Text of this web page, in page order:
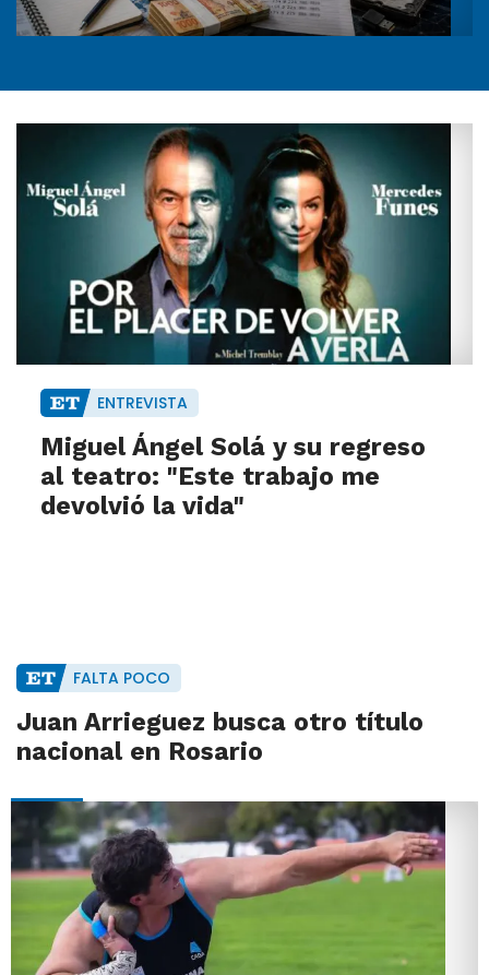
ENTREVISTA
Miguel Ángel Solá y su regreso
al teatro: "Este trabajo me
devolvió la vida"
FALTA POCO
Juan Arrieguez busca otro título
nacional en Rosario